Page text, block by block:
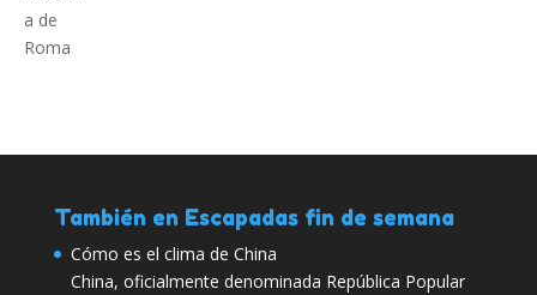
También en Escapadas fin de semana
Cómo es el clima de China
China, oficialmente denominada República Popular